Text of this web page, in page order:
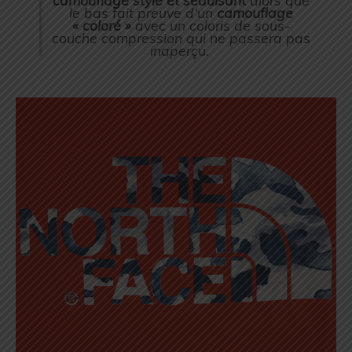
le bas fait preuve d’un camouflage
« coloré »avec un coloris de sous-
couche compression qui ne passera pas
inaperçu.